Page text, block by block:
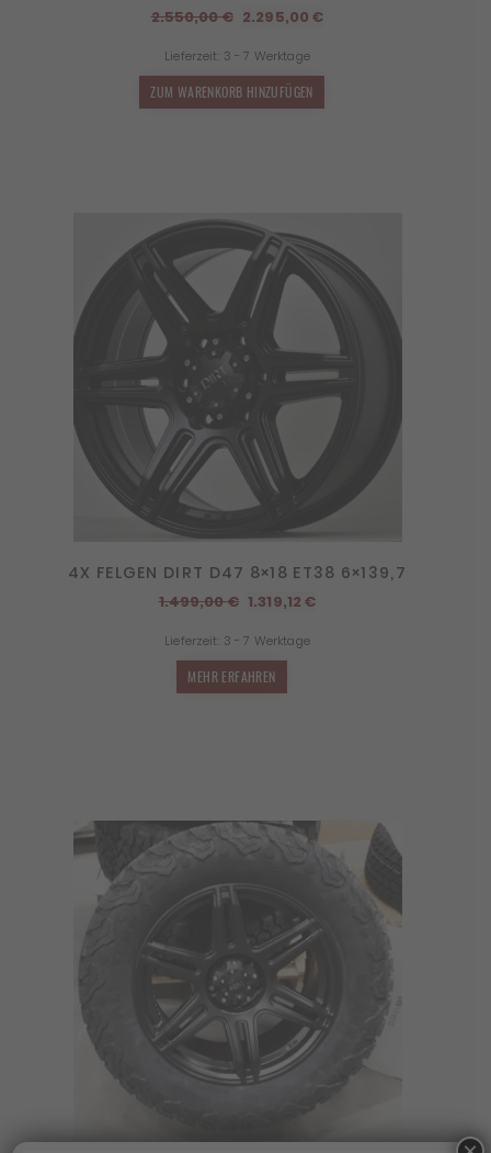
2.550,00€ Ursprünglicher
war:
2.550,00 €
2.295,00€Aktueller
Lieferzeit: 3 - 7 Werktage
ZUM WARENKORB HINZUFÜGEN
4X FELGEN DIRT D47 8×18 ET38 6×139,7
1.499,00€ Ursprünglicher
war:
1.499,00 €
1.319,12€Aktueller
Lieferzeit: 3 - 7 Werktage
MEHR ERFAHREN